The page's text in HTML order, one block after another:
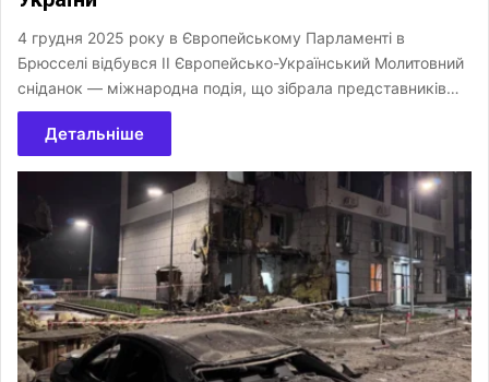
4 грудня 2025 року в Європейському Парламенті в
Брюсселі відбувся II Європейсько-Український Молитовний
сніданок — міжнародна подія, що зібрала представників…
Детальніше